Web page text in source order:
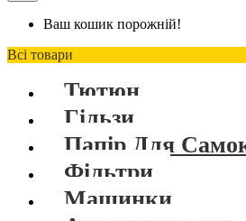
Ваш кошик порожній!
Всі товари
Тютюн
Гільзи
Папір Для
Фільтри
Машинки